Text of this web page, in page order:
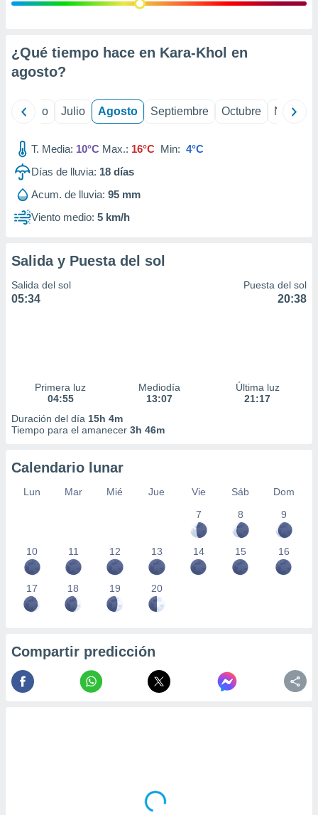
e
mediante
publicidad
de
1199
¿Qué tiempo hace en Kara-Khol en
agosto?
Junio Julio Agosto Septiembre Octubre
T. Media: 10°C Max.: 16°C Min: 4°C
Días de lluvia: 18 días
Acum. de lluvia: 95 mm
Viento medio: 5 km/h
Salida y Puesta del sol
Salida del sol
05:34
Puesta del sol
20:38
Primera luz
04:55
Mediodía
13:07
Última luz
21:17
Duración del día 15h 4m
Tiempo para el amanecer 3h 46m
Calendario lunar
Lun Mar Mié Jue Vie Sáb
Dom
7
8 9
10 11 12 13 14 15 16
17 18 19 20
Compartir predicción